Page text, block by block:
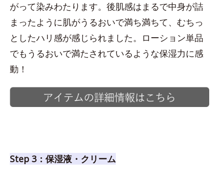
がって染みわたります。後肌感はまるで中身が詰
まったように肌がうるおいで満ち満ちて、むちっ
としたハリ感が感じられました。ローション単品
でもうるおいで満たされているような保湿力に感
動！
Step 3：保湿液・クリーム